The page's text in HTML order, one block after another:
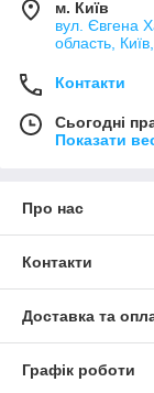
м. Київ
вул. Євгена
область,
Контакти
Сьогодні
Показати
Про нас
Контакти
Доставка та
Графік роботи